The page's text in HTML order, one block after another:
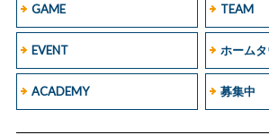
GAME TEAM
EVENT ホーム
ACADEMY 募集中